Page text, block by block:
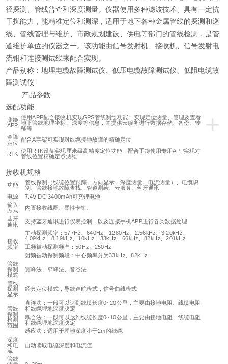
径探测、管线普查和深度测量。仪器使用多种滤波技术、具有一定抗
干扰能力，能精准定位和测深，适用于地下各种金属管线的探测和巡
线、管线管理与维护、市政规划建设、供电等部门的管线检测，是管
道维护单位的仪器之一。该功能由信号发射机、接收机、信号发射电
流钳和连接测试线来配合实现。
产品别称：地埋电缆故障测试仪、低压电缆故障测试仪、低阻电缆故
障测试仪
产品参数
选配功能
+
测绘
APP
使用APP配合接收机实现GPS管线测绘功能，实现定位测量、管理及查看
地下管线地理坐标、深度等信息，并提供云服务进行数据存储、备份、转
移等
查障
定位 配合A字架可实现对线缆接地故障的精确定位
RTK 使用RTK设备实现厘米级高精度定位功能，配合手簿使用专用APP实现对
管线位置精确定点测绘
接收机规格
功能 管线探测（线缆位置跟踪、方向显示、深度测量、电流测量）、电缆识
别、管线接地故障查找、管道测绘、云服务、蓝牙通讯
电源
7.4V DC 3400mAh可充锂电池
输入
方式
内置接收线圈、柔性卡钳、
蓝牙
通讯 支持蓝牙通讯进行仪表控制，以及连接手机APP进行各类数据处理
接收
频率
主动探测频率：577Hz、640Hz、1280Hz、2.56kHz、3.20kHz、
4.09kHz、8.19kHz、10kHz、33kHz、66kHz、82kHz、201kHz
工频被动探测频率：50Hz、250Hz
射频被动探测频段：中心频率分为33kHz、82kHz
管线
探测
模式
宽峰法、窄峰法、音谷法
管线
探测
显示
经典定位模式，导线巡航模式，信号曲线模式
管线
探测
检测
范围
直连法：一般可以达到线缆长度0~20公里，主要由接地电阻、线缆电阻
和线缆埋地深度决定
耦合法：一般可以达到线缆长度0~10公里，主要由接地电阻、线缆电阻
和线缆埋地深度决定
感应法：适用于埋地深度小于2m的线缆
深度
和电
流
自动读取电缆深度和电流值
管线